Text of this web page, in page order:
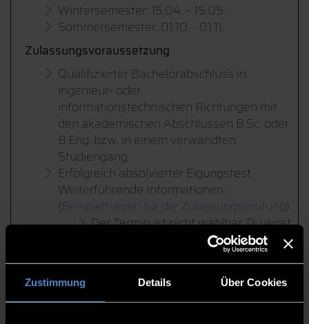
Zustimmung Details Über Cookies
Wintersemester: 15.04. – 15.05.
Sommersemester: 01.10. - 01.11.
Zulassungsvoraussetzung
Qualifizierter Bachelorabschluss in
ingenieur- oder
informationstechnischen Richtungen mit
den akademischen Abschlüssen B.Sc. oder
B.Eng. bzw. in einem verwandten
Studiengang.
Erfolgreich absolvierter Eigungstest.
Weiterführende Informationen:
(Beispielfragen für die Zulassungsprüfung)
Der Termin ist nicht wählbar. Du wirst
bei Eignung per Email eingeladen.
Für das Programm stehen 20
Studienplätze zur Verfügung.
Eine Berufstätigkeit nach dem Abschluss
des ersten Hochschulstudiums ist nicht